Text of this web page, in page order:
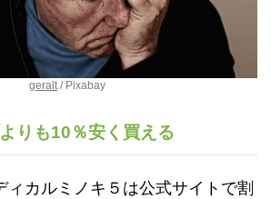
geralt/ Pixabay
りも10％安く買える
ィカルミノキ５は公式サイトで割